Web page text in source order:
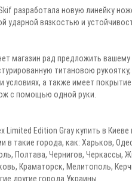
разработала новую линейку
ударной вязкостью и
магазин рад предложить
титановою
условиях, а также имеет
с помощью одной руки.
Limited Edition Gray купить в
в такие города, как: Харьков,
Полтава, Чернигов, Черкассы,
Краматорск, Мелитополь,
другие города Украины.